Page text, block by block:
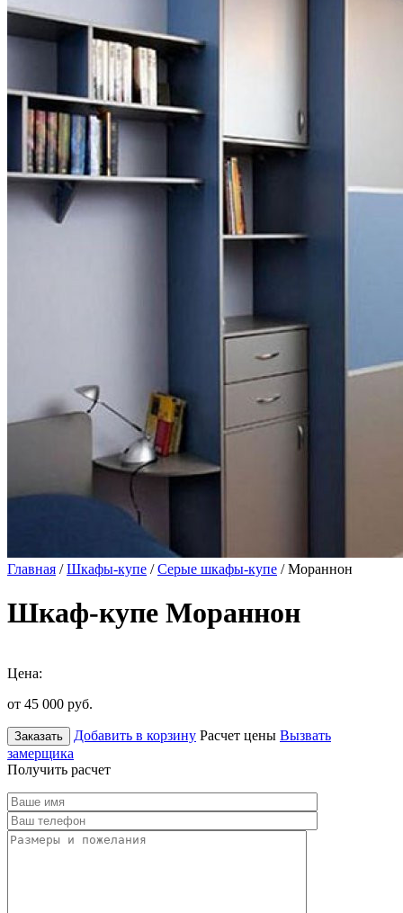
Главная /Шкафы-купе /Серые шкафы-купе / Мораннон
Шкаф-купе Мораннон
Цена:
от 45 000 руб.
Заказать Добавить в корзину Расчет цены Вызвать
замерщика
Получить расчет